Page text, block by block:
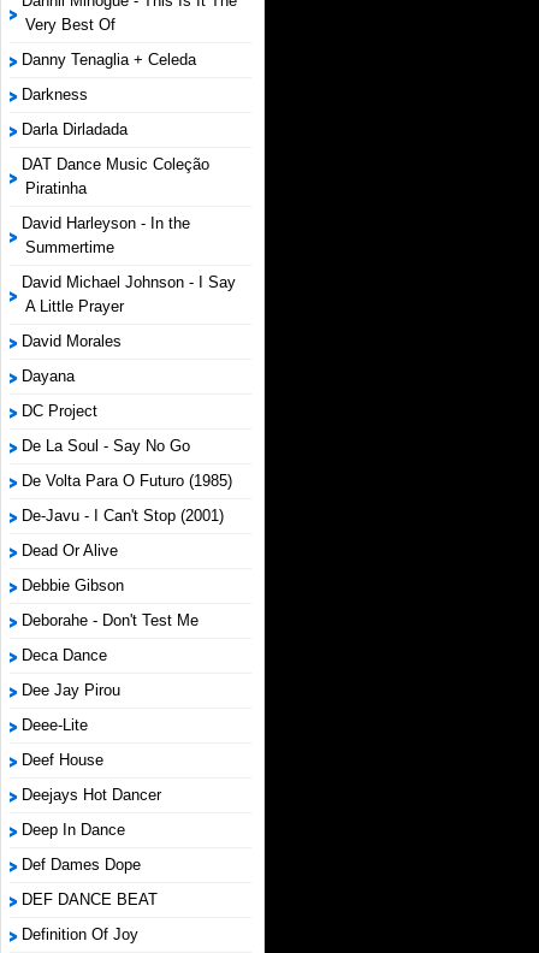
Very Best Of
Danny Tenaglia + Celeda
Darkness
Darla Dirladada
DAT Dance Music Coleção
Piratinha
David Harleyson - In the
Summertime
David Michael Johnson - I Say
A Little Prayer
David Morales
Dayana
DC Project
De La Soul - Say No Go
De Volta Para O Futuro (1985)
De-Javu - I Can't Stop (2001)
Dead Or Alive
Debbie Gibson
Deborahe - Don't Test Me
Deca Dance
Dee Jay Pirou
Deee-Lite
Deef House
Deejays Hot Dancer
Deep In Dance
Def Dames Dope
DEF DANCE BEAT
Definition Of Joy